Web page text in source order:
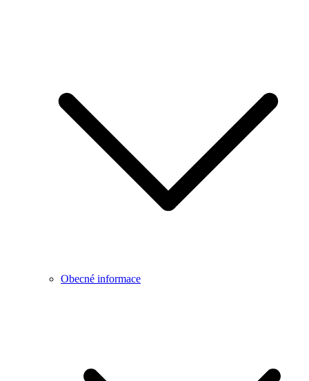
Obecné informace